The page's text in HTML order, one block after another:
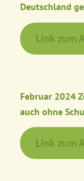
Deutschland
Link zum
Februar 2024
auch ohne
Link zum